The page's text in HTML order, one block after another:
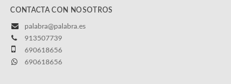
CONTACTA CON NOSOTROS
palabra@palabra.es
913507739
690618656
690618656